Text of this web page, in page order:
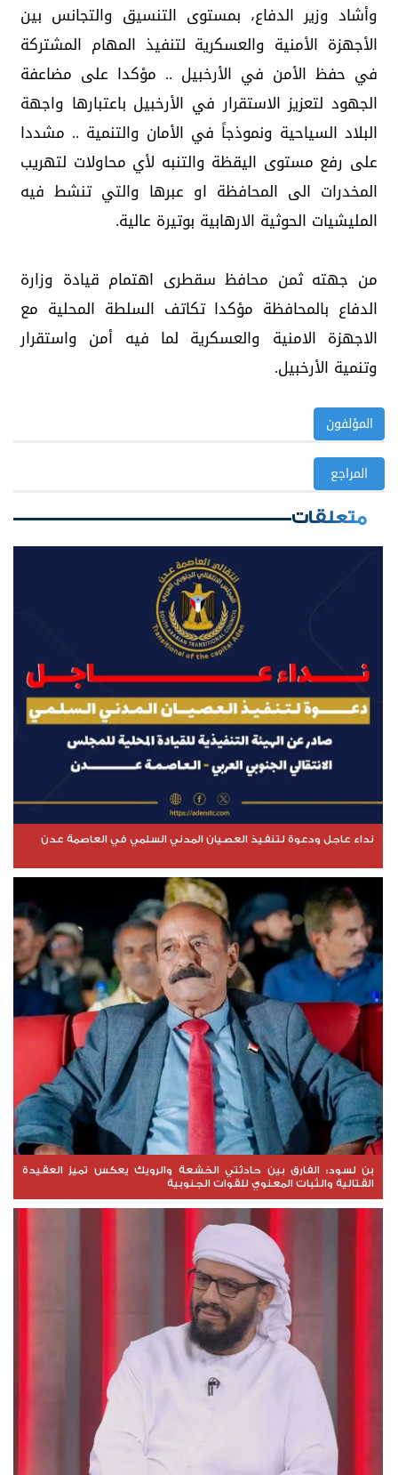
وأشاد وزير الدفاع، بمستوى التنسيق والتجانس بين
الأجهزة الأمنية والعسكرية لتنفيذ المهام المشتركة
في حفظ الأمن في الأرخبيل .. مؤكدا على مضاعفة
الجهود لتعزيز الاستقرار في الأرخبيل باعتبارها واجهة
البلاد السياحية ونموذجاً في الأمان والتنمية .. مشددا
على رفع مستوى اليقظة والتنبه لأي محاولات لتهريب
المخدرات الى المحافظة او عبرها والتي تنشط فيه
المليشيات الحوثية الارهابية بوتيرة عالية.
من جهته ثمن محافظ سقطرى اهتمام قيادة وزارة
الدفاع بالمحافظة مؤكدا تكاتف السلطة المحلية مع
الاجهزة الامنية والعسكرية لما فيه أمن واستقرار
وتنمية الأرخبيل.
المؤلفون
المراجع
متعلقات
نداء عاجل ودعوة لتنفيذ العصيان المدني السلمي في العاصمة عدن
بن لسود: الفارق بين حادثتي الخشعة والرويك يعكس تميز العقيدة
القتالية والثبات المعنوي للقوات الجنوبية